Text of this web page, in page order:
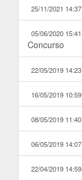
25/11/2021 14:37
05/06/2020 15:41
Concurso
22/05/2019 14:23
16/05/2019 10:59
08/05/2019 11:40
06/05/2019 14:07
22/04/2019 14:59